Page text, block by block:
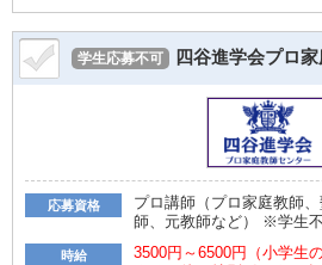
学生応募不可 四谷進学会プロ
応募資格
プロ講師（プロ家庭教師
師、元教師など） ※学生
時給
3500円～6500円（小学生